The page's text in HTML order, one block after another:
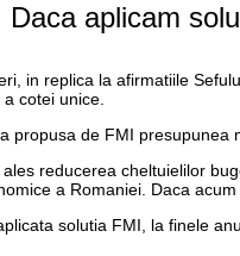
Daca aplicam
in replica la afirmatiile
cotei unice.
propusa de FMI
reducerea cheltuielilor
a Romaniei. Daca
solutia FMI, la finele